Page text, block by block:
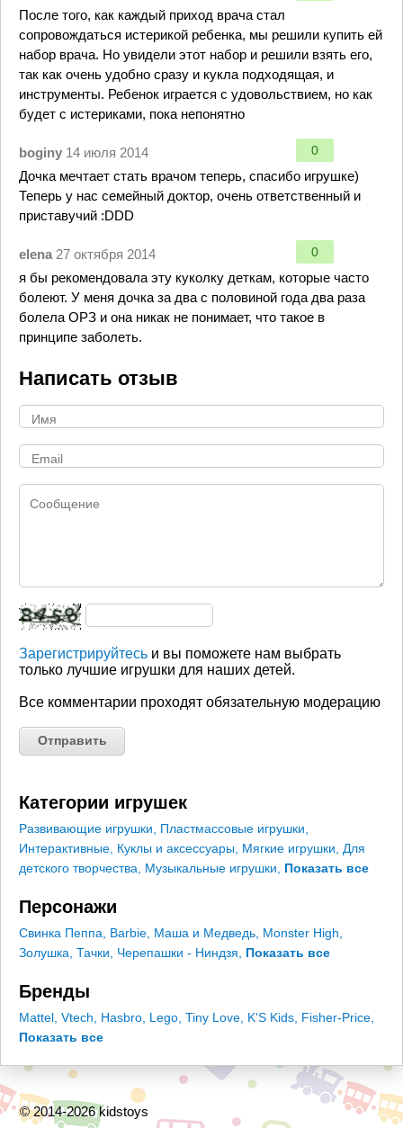
После того, как каждый приход врача стал
сопровождаться истерикой ребенка, мы решили купить ей
набор врача. Но увидели этот набор и решили взять его,
так как очень удобно сразу и кукла подходящая, и
инструменты. Ребенок играется с удовольствием, но как
будет с истериками, пока непонятно
boginy 14 июля 2014 0
Дочка мечтает стать врачом теперь, спасибо игрушке)
Теперь у нас семейный доктор, очень ответственный и
приставучий :DDD
elena 27 октября 2014 0
я бы рекомендовала эту куколку деткам, которые часто
болеют. У меня дочка за два с половиной года два раза
болела ОРЗ и она никак не понимает, что такое в
принципе заболеть.
Написать отзыв
Зарегистрируйтесь и вы поможете нам выбрать
только лучшие игрушки для наших детей.
Все комментарии проходят обязательную модерацию
Категории игрушек
Развивающие игрушки Пластмассовые игрушки
Интерактивные Куклы и аксессуары Мягкие игрушки
Для
детского творчества
Музыкальные игрушки Показать все
Персонажи
Свинка Пеппа Barbie Маша и Медведь Monster High
Золушка Тачки Черепашки - Ниндзя Показать все
Бренды
Mattel Vtech Hasbro Lego Tiny Love K'S Kids Fisher-Price
Показать все
© 2014-2026 kidstoys